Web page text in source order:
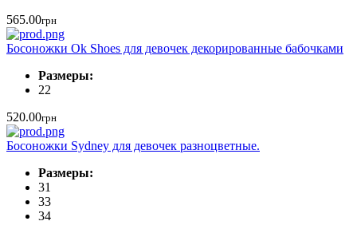
565.00грн
Босоножки Ok Shoes для девочек декорированные бабочками
Размеры:
22
520.00грн
Босоножки Sydney для девочек разноцветные.
Размеры:
31
33
34